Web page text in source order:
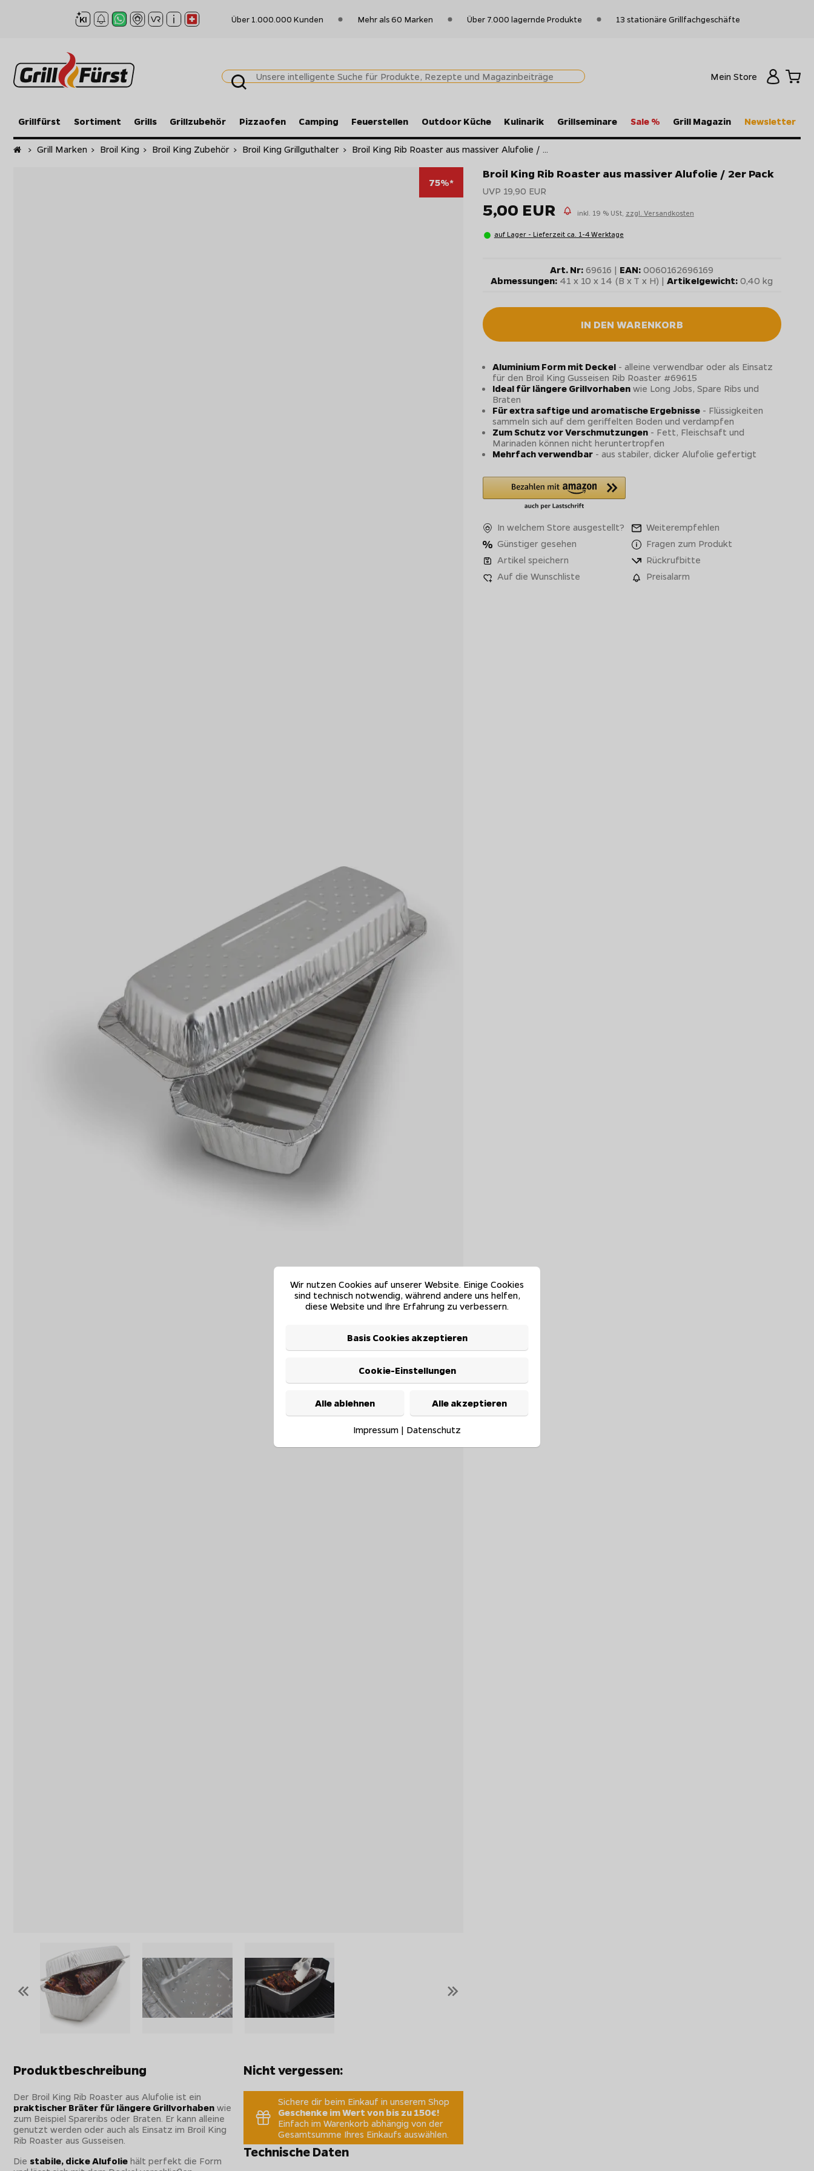
Über 1.000.000 Kunden Mehr als 60 Marken Über 7.000 lagernde Produkte 13 stationäre Grillfachgeschäfte
Mein Store
Grillfürst Sortiment Grills Grillzubehör Pizzaofen Camping Feuerstellen Outdoor Küche Kulinarik Grillseminare Sale % Grill Magazin Newsletter
Startseite
> Grill Marken > Broil King > Broil King Zubehör > Broil King Grillguthalter > Broil King Rib Roaster aus massiver Alufolie / ...
75%*
« »
Broil King Rib Roaster aus massiver Alufolie / 2er Pack
UVP 19,90 EUR
5,00 EUR inkl. 19 % USt, zzgl. Versandkosten
auf Lager - Lieferzeit ca. 1-4 Werktage
Art. Nr: 69616 | EAN: 0060162696169
Abmessungen: 41 x 10 x 14 (B x T x H) |Artikelgewicht: 0,40 kg
IN DEN WARENKORB
Aluminium Form mit Deckel- alleine verwendbar oder als Einsatz
für den Broil King Gusseisen Rib Roaster #69615
Ideal für längere Grillvorhabenwie Long Jobs, Spare Ribs und
Braten
Für extra saftige und aromatische Ergebnisse- Flüssigkeiten
sammeln sich auf dem geriffelten Boden und verdampfen
Zum Schutz vor Verschmutzungen- Fett, Fleischsaft und
Marinaden können nicht heruntertropfen
Mehrfach verwendbar- aus stabiler, dicker Alufolie gefertigt
In welchem Store ausgestellt?
Weiterempfehlen
Günstiger gesehen
Fragen zum Produkt
Artikel speichern
Rückrufbitte
Auf die Wunschliste
Preisalarm
Produktbeschreibung
Der Broil King Rib Roaster aus Alufolie ist ein
praktischer Bräter für längere Grillvorhaben wie
zum Beispiel Spareribs oder Braten. Er kann alleine
genutzt werden oder auch als Einsatz im Broil King
Rib Roaster aus Gusseisen.
Die stabile, dicke Alufolie hält perfekt die Form
Nicht vergessen:
Sichere dir beim Einkauf in unserem Shop
Geschenke im Wert von bis zu 150€!
Einfach im Warenkorb abhängig von der
Gesamtsumme Ihres Einkaufs auswählen.
Technische Daten
Wir nutzen Cookies auf unserer Website. Einige Cookies
sind technisch notwendig, während andere uns helfen,
diese Website und Ihre Erfahrung zu verbessern.
Basis Cookies akzeptieren
Cookie-Einstellungen
Alle ablehnen Alle akzeptieren
Impressum | Datenschutz